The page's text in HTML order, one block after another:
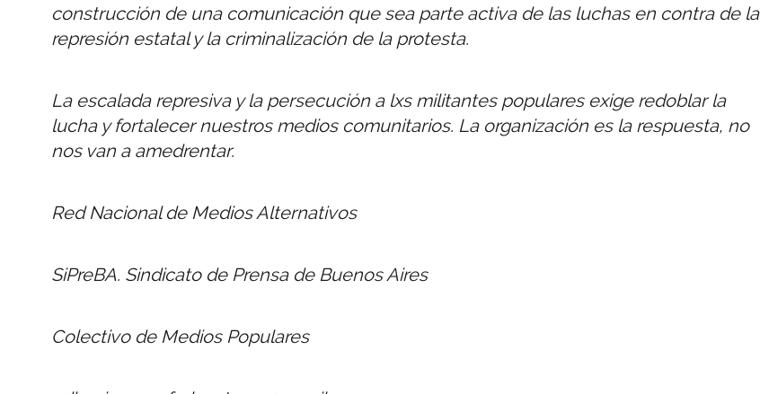
construcción de una comunicación que sea parte activa de las luchas en contra de la
represión estatal y la criminalización de la protesta.
La escalada represiva y la persecución a lxs militantes populares exige redoblar la
lucha y fortalecer nuestros medios comunitarios. La organización es la respuesta, no
nos van a amedrentar.
Red Nacional de Medios Alternativos
SiPreBA. Sindicato de Prensa de Buenos Aires
Colectivo de Medios Populares